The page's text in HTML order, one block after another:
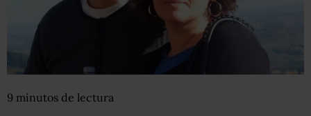
9 minutos de lectura